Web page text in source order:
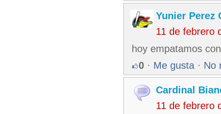
Yunier Perez
11 de febrero
hoy empatamos
0 · Me gusta · No
Cardinal
11 de febrero